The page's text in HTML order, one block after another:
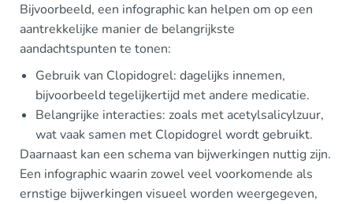
Bijvoorbeeld, een infographic kan helpen om op een
aantrekkelijke manier de belangrijkste
aandachtspunten te tonen:
Gebruik van Clopidogrel: dagelijks innemen,
bijvoorbeeld tegelijkertijd met andere medicatie.
Belangrijke interacties: zoals met acetylsalicylzuur,
wat vaak samen met Clopidogrel wordt gebruikt.
Daarnaast kan een schema van bijwerkingen nuttig zijn.
Een infographic waarin zowel veel voorkomende als
ernstige bijwerkingen visueel worden weergegeven,